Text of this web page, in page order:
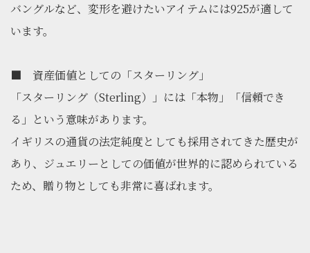
バングルなど、変形を避けたいアイテムには925が適して
います。
■ 資産価値としての「スターリング」
「スターリング（Sterling）」には「本物」「信頼でき
る」という意味があります。
イギリスの通貨の法定純度としても採用されてきた歴史が
あり、ジュエリーとしての価値が世界的に認められている
ため、贈り物としても非常に喜ばれます。